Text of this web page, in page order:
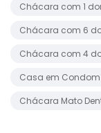
Chácara com 1
Chácara com 6
Chácara com 4
Casa em
Chácara Mato